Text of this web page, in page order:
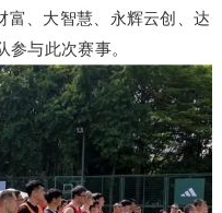
富、大智慧、永辉云创、达
与此次赛事。